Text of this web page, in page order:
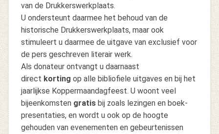
van de Drukkerswerkplaats.
U ondersteunt daarmee het behoud van de
historische Drukkerswerkplaats, maar ook
stimuleert u daarmee de uitgave van exclusief voor
de pers geschreven literair werk.
Als donateur ontvangt u daarnaast
direct korting op alle bibliofiele uitgaves en bij het
jaarlijkse Koppermaandagfeest. U woont veel
bijeenkomsten gratisbij zoals lezingen en boek-
presentaties, en wordt u ook op de hoogte
gehouden van evenementen en gebeurtenissen